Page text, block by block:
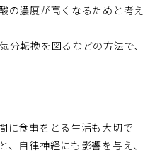
の濃度が高くなるためと考え
分転換を図るなどの方法で、
に食事をとる生活も大切で
、自律神経にも影響を与え、